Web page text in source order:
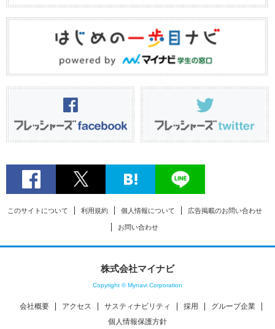
このサイトについて 利用規約 個人情報について 広告掲載のお問い合わせ
お問い合わせ
株式会社マイナビ
Copyright © Mynavi Corporation
会社概要 アクセス サスティナビリティ 採用
グループ企業
個人情報保護方針